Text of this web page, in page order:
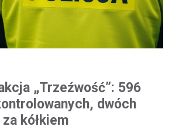
„Trzeźwość”: 596
dwóch
kółkiem